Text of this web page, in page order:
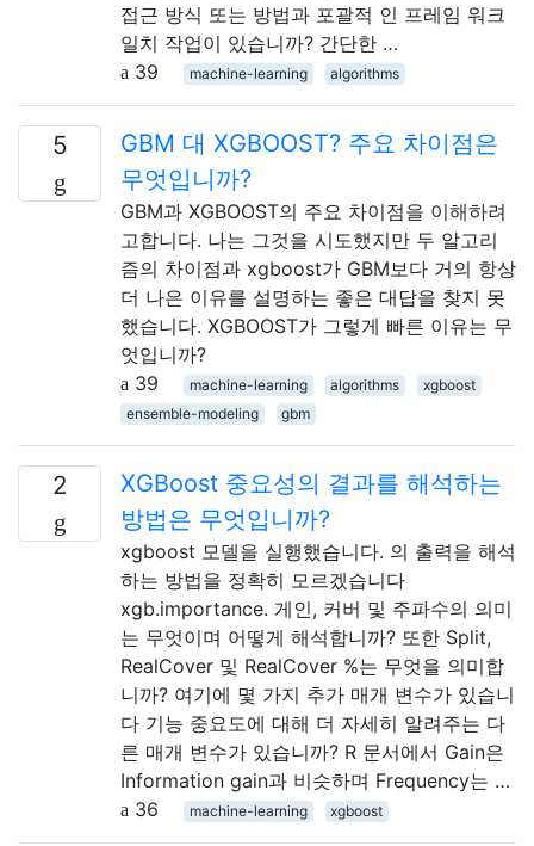
접근 방식 또는 방법과 포괄적 인 프레임 워크
일치 작업이 있습니까? 간단한 …
39
machine-learning algorithms
5
GBM 대 XGBOOST? 주요 차이점은
무엇입니까?
GBM과 XGBOOST의 주요 차이점을 이해하려
고합니다. 나는 그것을 시도했지만 두 알고리
즘의 차이점과 xgboost가 GBM보다 거의 항상
더 나은 이유를 설명하는 좋은 대답을 찾지 못
했습니다. XGBOOST가 그렇게 빠른 이유는 무
엇입니까?
39
machine-learning algorithms
xgboost
ensemble-modeling
gbm
2
XGBoost 중요성의 결과를 해석하는
방법은 무엇입니까?
xgboost 모델을 실행했습니다. 의 출력을 해석
하는 방법을 정확히 모르겠습니다
xgb.importance. 게인, 커버 및 주파수의 의미
는 무엇이며 어떻게 해석합니까? 또한 Split,
RealCover 및 RealCover %는 무엇을 의미합
니까? 여기에 몇 가지 추가 매개 변수가 있습니
다 기능 중요도에 대해 더 자세히 알려주는 다
른 매개 변수가 있습니까? R 문서에서 Gain은
Information gain과 비슷하며 Frequency는 …
36
machine-learning xgboost